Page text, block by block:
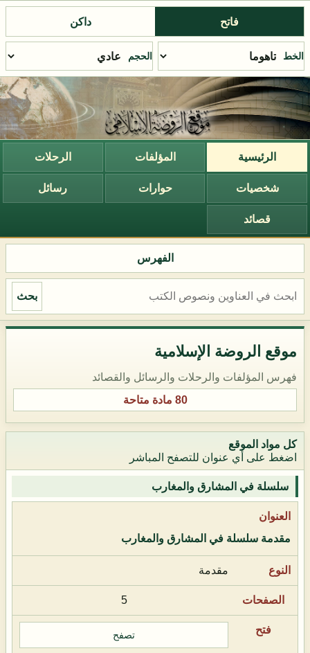
فاتح داكن
الخط الحجم
الرئيسية المؤلفات الرحلات
شخصيات حوارات رسائل
قصائد
الفهرس
بحث
موقع الروضة الإسلامية
فهرس المؤلفات والرحلات والرسائل والقصائد
80 مادة متاحة
كل مواد الموقع
اضغط على أي عنوان للتصفح المباشر
سلسلة في المشارق والمغارب
مقدمة سلسلة في المشارق والمغارب
مقدمة
5
تصفح